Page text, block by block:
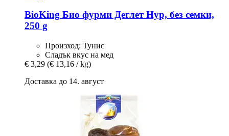
BioKing Био фурми Деглет Нур, без семки,
250 g
Произход: Тунис
Сладък вкус на мед
€ 3,29 (€ 13,16 / kg)
Доставка до 14. август